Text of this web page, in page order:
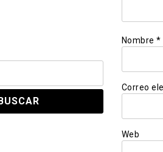
Nombre *
Correo
Web